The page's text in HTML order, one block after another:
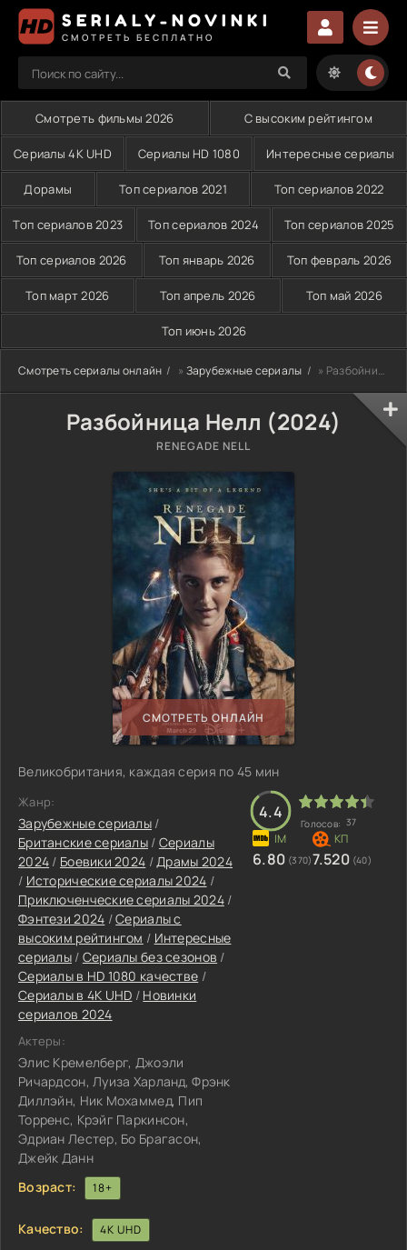
SERIALY-NOVINKI
СМОТРЕТЬ БЕСПЛАТНО
Смотреть фильмы 2026 С высоким рейтингом
Сериалы 4K UHD Сериалы HD 1080 Интересные сериалы
Дорамы Топ сериалов 2021 Топ сериалов 2022
Топ сериалов 2023 Топ сериалов 2024 Топ сериалов 2025
Топ сериалов 2026 Топ январь 2026 Топ февраль 2026
Топ март 2026 Топ апрель 2026 Топ май 2026
Топ июнь 2026
Смотреть сериалы онлайн » Зарубежные сериалы » Разбойница Нелл (2024)
Разбойница Нелл (2024)
RENEGADE NELL
СМОТРЕТЬ ОНЛАЙН
Великобритания, каждая серия по 45 мин
Жанр:
Зарубежные сериалы /
Британские сериалы / Сериалы
2024 / Боевики 2024 /Драмы 2024
/ Исторические сериалы 2024 /
Приключенческие сериалы 2024/
Фэнтези 2024 /Сериалы с
высоким рейтингом / Интересные
сериалы/ Сериалы без сезонов /
Сериалы в HD 1080 качестве /
Сериалы в 4K UHD / Новинки
сериалов 2024
Актеры:
Элис Кремелберг, Джоэли
Ричардсон, Луиза Харланд, Фрэнк
Диллэйн, Ник Мохаммед, Пип
Торренс, Крэйг Паркинсон,
Эдриан Лестер, Бо Брагасон,
Джейк Данн
Возраст:
18+
4.4
Голосов: 37
6.80 (370)7.520 (40)
Качество: 4K UHD